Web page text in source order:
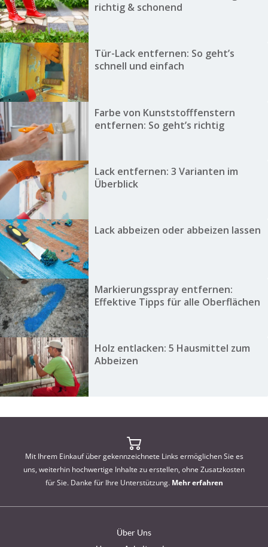
richtig & schonend
Tür-Lack entfernen: So geht’s
schnell und einfach
Farbe von Kunststofffenstern
entfernen: So geht’s richtig
Lack entfernen: 3 Varianten im
Überblick
Lack abbeizen oder abbeizen lassen
Markierungsspray entfernen:
Effektive Tipps für alle Oberflächen
Holz entlacken: 5 Hausmittel zum
Abbeizen
Mit Ihrem Einkauf über gekennzeichnete Links ermöglichen Sie es
uns, weiterhin hochwertige Inhalte zu erstellen, ohne Zusatzkosten
für Sie. Danke für Ihre Unterstützung. Mehr erfahren
Über Uns